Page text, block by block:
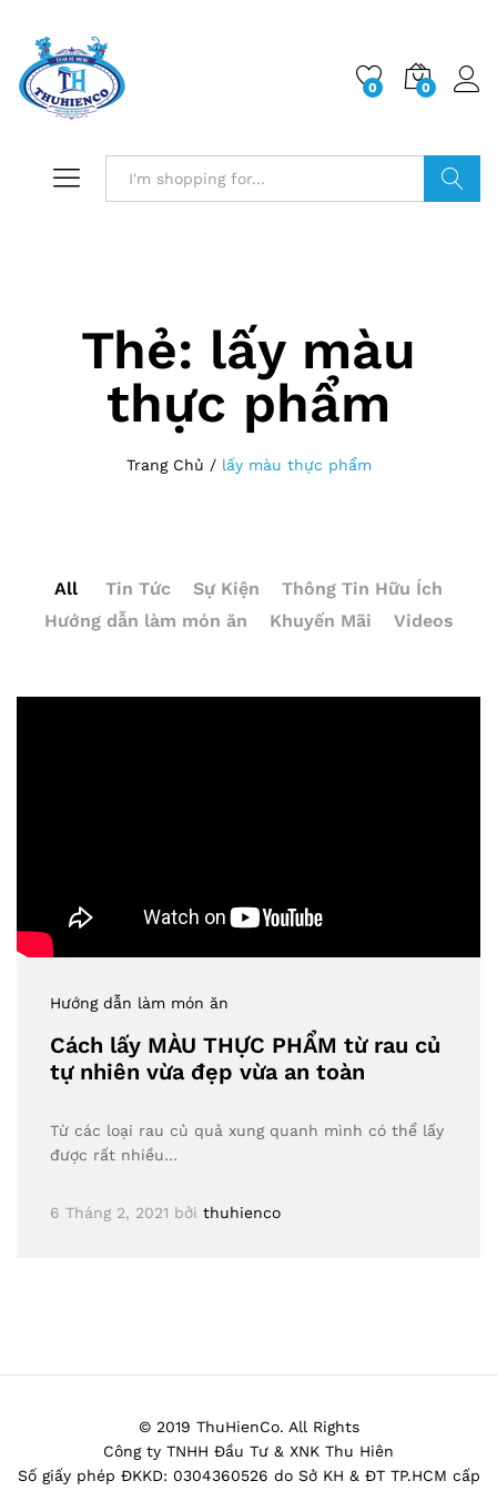
0 0
Thẻ: lấy màu
thực phẩm
Trang Chủ / lấy màu thực phẩm
All Tin Tức Sự Kiện
Thông Tin Hữu Ích
Hướng dẫn làm món ăn
Khuyến Mãi Videos
Hướng dẫn làm món ăn
Cách lấy MÀU THỰC PHẨM từ rau củ
tự nhiên vừa đẹp vừa an toàn
Từ các loại rau củ quả xung quanh mình có thể lấy
được rất nhiều…
6 Tháng 2, 2021 bởi thuhienco
© 2019 ThuHienCo. All Rights
Công ty TNHH Đầu Tư & XNK Thu Hiên
Số giấy phép ĐKKD: 0304360526 do Sở KH & ĐT TP.HCM cấp